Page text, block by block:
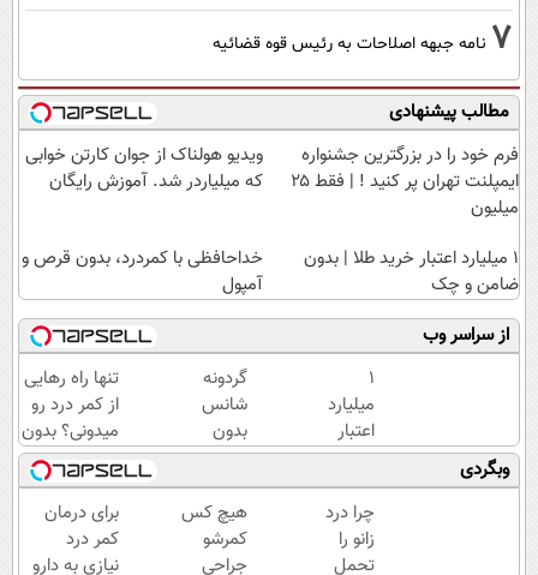
7 نامه جبهه اصلاحات به رئیس قوه قضائیه
مطالب پیشنهادی
فرم خود را در بزرگترین جشنواره
ایمپلنت تهران پر کنید ! | فقط ۲۵
میلیون
ویدیو هولناک از جوان کارتن خوابی
که میلیاردر شد. آموزش رایگان
۱ میلیارد اعتبار خرید طلا | بدون
ضامن و چک
خداحافظی با کمردرد، بدون قرص و
آمپول
از سراسر وب
۱
میلیارد
اعتبار
خرید
طلا |
بدون
ضامن
و چک
گردونه
شانس
بدون
پوچ از
PS5
تا
آیفون17
و بیت
تنها راه رهایی
از کمر درد رو
میدونی؟ بدون
نیاز به دارو!
(◂پرسش‌نامه)
وبگردی
چرا درد
زانو را
تحمل
هیچ کس
کمرشو
جراحی
برای درمان
کمر درد
نیازی به دارو